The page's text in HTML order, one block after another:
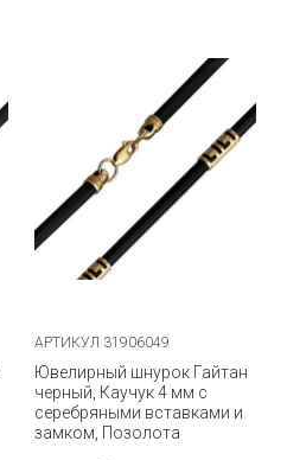
АРТИКУЛ 31906049
Ювелирный шнурок Гайтан
черный, Каучук 4 мм с
серебряными вставками и
замком, Позолота